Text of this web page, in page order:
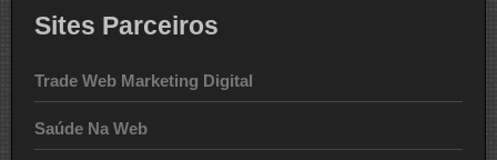
Sites Parceiros
Trade Web Marketing Digital
Saúde Na Web